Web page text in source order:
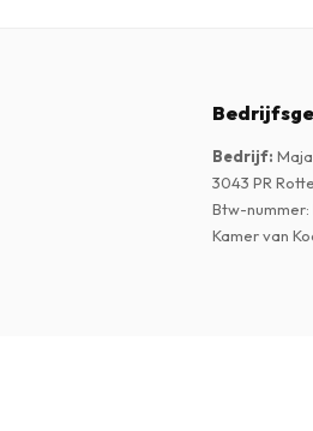
Bedrijf:
3043 PR
Btw-nummer:
Kamer van